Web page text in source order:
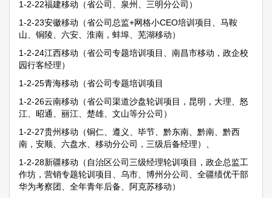
1-2-22福建移动（省公司、泉州、三明分公司）
1-2-23安徽移动（省公司总监+网格小CEO培训项目、马鞍
山、铜陵、六安、淮南，蚌埠、芜湖移动）
1-2-24江西移动（省公司专题培训项目、南昌市移动，政企校
园行客经理）
1-2-25青海移动（省公司专题培训项目
1-2-26云南移动（省公司渠道沙盘轮训项目，昆明，大理、怒
江、昭通、丽江、楚雄、文山等分公司）
1-2-27贵州移动（铜仁、遵义、毕节、黔东南、黔南、黔西
南，安顺、六盘水、移动分公司，三级后备经理）、
1-2-28新疆移动（自治区公司三级经理轮训项目，政企总监工
作坊，营销专题轮训项目、乌市、博州分公司、全疆绩优干部
华为考察团、全年青年后备、阿克苏移动）